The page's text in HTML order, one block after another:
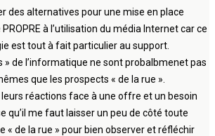
des alternatives pour une mise en place
à l’utilisation du média Internet car ce
est tout à fait particulier au support.
» de l’informatique ne sont probalbmenet pas
que les prospects « de la rue ».
leurs réactions face à une offre et un besoin
qu’il me faut laisser un peu de côté toute
« de la rue » pour bien observer et réfléchir